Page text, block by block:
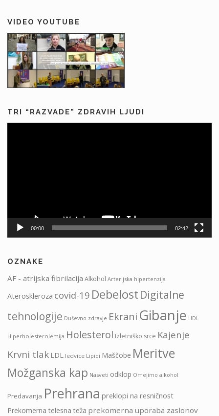
VIDEO YOUTUBE
TRI “RAZVADE” ZDRAVIH LJUDI
00:00 02:42
OZNAKE
AF - atrijska fibrilacija Alkohol Arterijska hipertenzija
Ateroskleroza covid-19 Debelost Digitalne
tehnologije Duševno zdravje Ekrani Gibanje HDL
Hiperholesterolemija Holesterol Izletniško srce Kajenje
Krvni tlak LDL ledvice Lipidi Maščobe Meritve
Možganska kap Nasveti odklop Omejimo alkohol
Predavanja Prehrana preklopi na resničnost
Prekomerna telesna teža prekomerna uporaba zaslonov